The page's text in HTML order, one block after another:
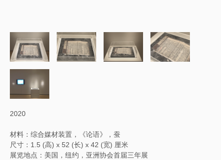
2020
材料：综合媒材装置，《论语》，蚕
尺寸：1.5 (高) x 52 (长) x 42 (宽) 厘米
展览地点：美国，纽约，亚洲协会首届三年展